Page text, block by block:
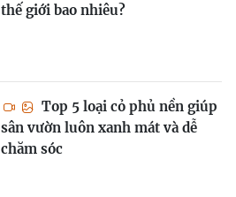
thế giới bao nhiêu?
Top 5 loại cỏ phủ nền giúp
sân vườn luôn xanh mát và dễ
chăm sóc